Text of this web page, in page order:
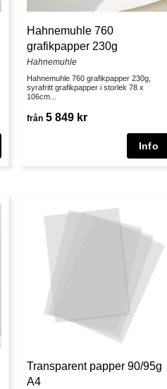
Hahnemuhle 760
grafikpapper 230g
Hahnemuhle
Hahnemuhle 760 grafikpapper 230g,
syrafritt grafikpapper i storlek 78 x
106cm...
från 5 849 kr
Transparent papper 90/95g
A4